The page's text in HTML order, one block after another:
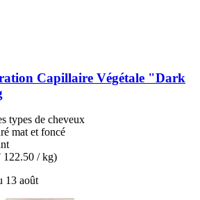
Capillaire Végétale "Dark
types de cheveux
mat et foncé
122.50 / kg)
13 août